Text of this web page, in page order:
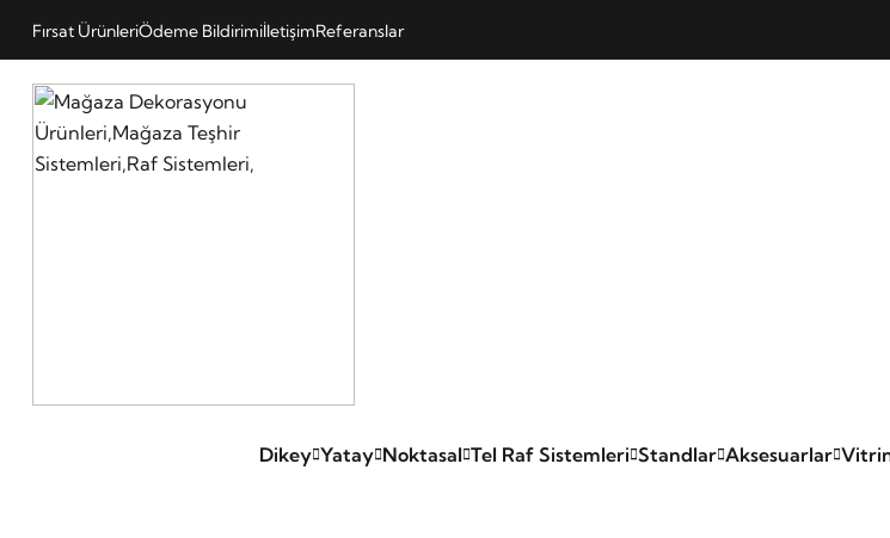
Fırsat ÜrünleriÖdeme BildirimiİletişimReferanslar
Dikey Yatay Noktasal Tel Raf Sistemleri Standlar Aksesuarlar